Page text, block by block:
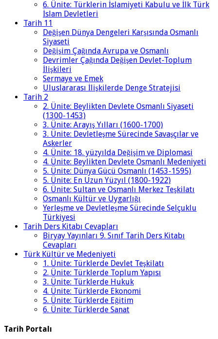
6. Ünite: Türklerin İslamiyeti Kabulu ve İlk Türk
İslam Devletleri
Tarih 11
Değişen Dünya Dengeleri Karşısında Osmanlı
Siyaseti
Değişim Çağında Avrupa ve Osmanlı
Devrimler Çağında Değişen Devlet-Toplum
İlişkileri
Sermaye ve Emek
Uluslararası İlişkilerde Denge Stratejisi
Tarih 2
2. Ünite: Beylikten Devlete Osmanlı Siyaseti
(1300-1453)
3. Ünite: Arayış Yılları (1600-1700)
3. Ünite: Devletleşme Sürecinde Savaşçılar ve
Askerler
4. Ünite: 18. yüzyılda Değişim ve Diplomasi
4. Ünite: Beylikten Devlete Osmanlı Medeniyeti
5. Ünite: Dünya Gücü Osmanlı (1453-1595)
5. Ünite: En Uzun Yüzyıl (1800-1922)
6. Ünite: Sultan ve Osmanlı Merkez Teşkilatı
Osmanlı Kültür ve Uygarlığı
Yerleşme ve Devletleşme Sürecinde Selçuklu
Türkiyesi
Tarih Ders Kitabı Cevapları
Biryay Yayınları 9. Sınıf Tarih Ders Kitabı
Cevapları
Türk Kültür ve Medeniyeti
1. Ünite: Türklerde Devlet Teşkilatı
2. Ünite: Türklerde Toplum Yapısı
3. Ünite: Türklerde Hukuk
4. Ünite: Türklerde Ekonomi
5. Ünite: Türklerde Eğitim
6. Ünite: Türklerde Sanat
Tarih Portalı